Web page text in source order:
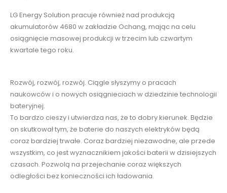
LG Energy Solution pracuje również nad produkcją
akumulatorów 4680 w zakładzie Ochang, mając na celu
osiągnięcie masowej produkcji w trzecim lub czwartym
kwartale tego roku.
Rozwój, rozwój, rozwój. Ciągle słyszymy o pracach
naukowców i o nowych osiągnieciach w dziedzinie technologii
bateryjnej.
To bardzo cieszy i utwierdza nas, że to dobry kierunek. Będzie
on skutkował tym, że baterie do naszych elektryków będą
coraz bardziej trwałe. Coraz bardziej niezawodne, ale przede
wszystkim, co jest wyznacznikiem jakości baterii w dzisiejszych
czasach. Pozwolą na przejechanie coraz większych
odległości bez konieczności ich ładowania.